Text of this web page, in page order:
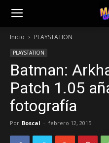
Inicio PLAYSTATION
PLAYSTATION
Batman:
Patch 1.05
fotografía
Por Boscal - febrero 12, 2015